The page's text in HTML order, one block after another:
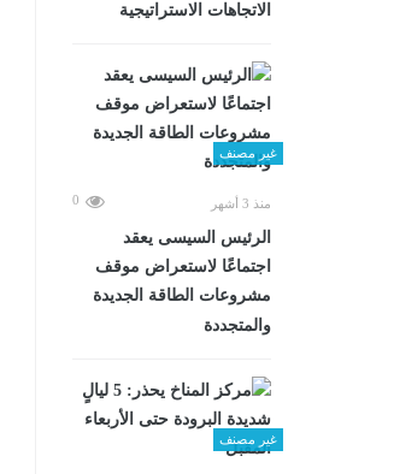
الاتجاهات الاستراتيجية
غير مصنف
منذ 3 أشهر 0
الرئيس السيسى يعقد
اجتماعًا لاستعراض موقف
مشروعات الطاقة الجديدة
والمتجددة
غير مصنف